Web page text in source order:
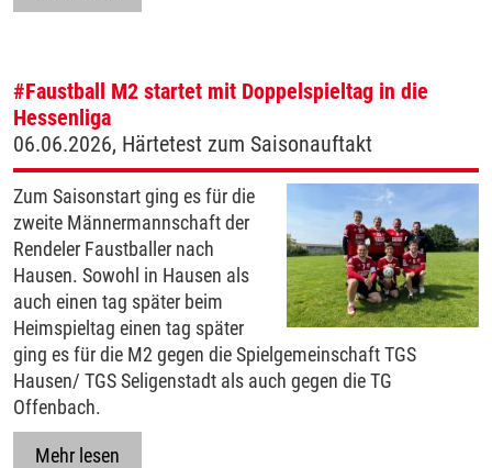
#Faustball M2 startet mit Doppelspieltag in die
Hessenliga
06.06.2026, Härtetest zum Saisonauftakt
Zum Saisonstart ging es für die
zweite Männermannschaft der
Rendeler Faustballer nach
Hausen. Sowohl in Hausen als
auch einen tag später beim
Heimspieltag einen tag später
ging es für die M2 gegen die Spielgemeinschaft TGS
Hausen/ TGS Seligenstadt als auch gegen die TG
Offenbach.
Mehr lesen